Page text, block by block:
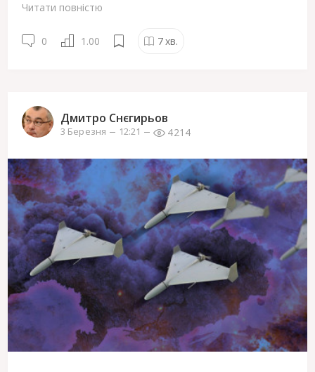
Читати повністю
0 1.00 7хв.
Дмитро Снєгирьов
3 Березня 12:21 4214